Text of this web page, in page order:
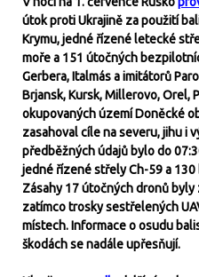
útok proti Ukrajině za použití
Krymu, jedné řízené letecké
moře a 151 útočných
Gerbera, Italmás a imitátorů
Brjansk, Kursk, Millerovo, Orel,
okupovaných území Doněcké
zasahoval cíle na severu, jihu i
předběžných údajů bylo do
jedné řízené střely Ch-59 a
Zásahy 17 útočných dronů
zatímco trosky sestřelených
místech. Informace o osudu
škodách se nadále upřesňují.